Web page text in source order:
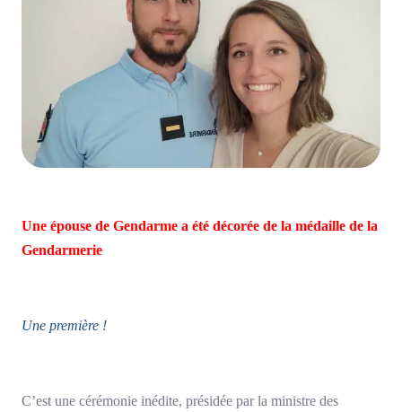
Une épouse de Gendarme a été décorée de la médaille de la
Gendarmerie
Une première !
C’est une cérémonie inédite, présidée par la ministre des